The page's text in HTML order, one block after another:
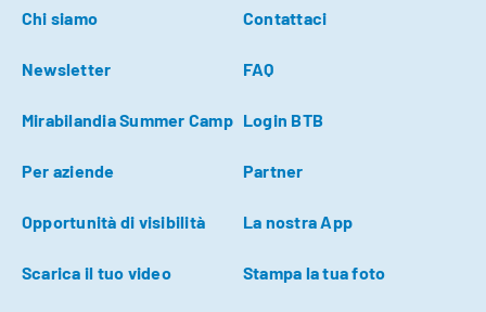
Chi siamo Contattaci
Newsletter FAQ
Mirabilandia Summer Camp Login BTB
Per aziende Partner
Opportunità di visibilità La nostra App
Scarica il tuo video Stampa la tua foto